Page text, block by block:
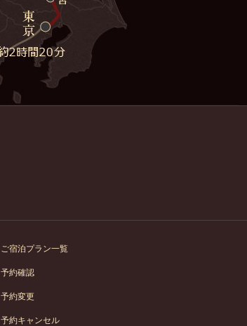
ご宿泊プラン一覧
予約確認
予約変更
予約キャンセル